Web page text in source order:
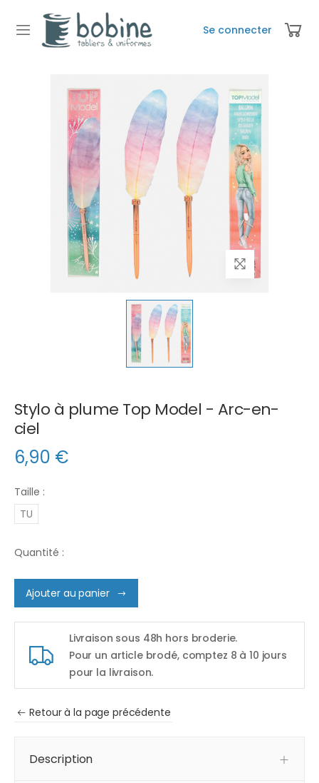
Se connecter
Stylo à plume Top Model - Arc-en-
ciel
6,90 €
Taille :
TU
Quantité :
Ajouter au panier
Livraison sous 48h hors broderie.
Pour un article brodé, comptez 8 à 10 jours
pour la livraison.
Retour à la page précédente
Description